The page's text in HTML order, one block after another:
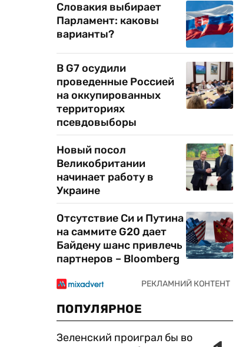
Словакия выбирает
Парламент: каковы
варианты?
В G7 осудили
проведенные Россией
на оккупированных
территориях
псевдовыборы
Новый посол
Великобритании
начинает работу в
Украине
Отсутствие Си и Путина
на саммите G20 дает
Байдену шанс привлечь
партнеров – Bloomberg
ПОПУЛЯРНОЕ
Зеленский проиграл бы во